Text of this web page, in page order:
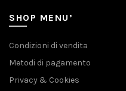
SHOP MENU’
Condizioni di vendita
Metodi di pagamento
Privacy & Cookies